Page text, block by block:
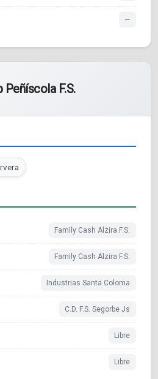
—
Peñíscola F.S.
Family Cash Alzira F.S.
Family Cash Alzira F.S.
Industrias Santa Coloma
C.D. F.S. Segorbe Js
Libre
Libre